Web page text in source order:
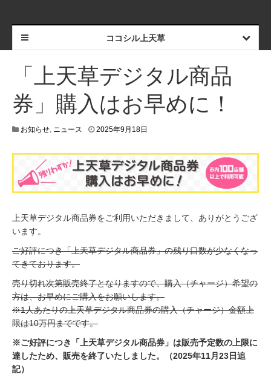
ココシル上天草
「上天草デジタル商品
券」購入はお早めに！
お知らせ, ニュース 2025年9月18日
5
年
1
1
2
上天草デジタル商品券をご利用いただきまして、ありがとうござ
います。
ご好評につき「上天草デジタル商品券」の残り口数が少なくなっ
てきております。
売り切れ次第販売終了となりますので、購入（チャージ）希望の
方は、お早めにご購入をお願いします。
※1人あたりの上天草デジタル商品券の購入（チャージ）金額上
限は10万円までです。
※ご好評につき「上天草デジタル商品券」は販売予定数の上限に
達したため、販売を終了いたしました。（2025年11月23日追
記）